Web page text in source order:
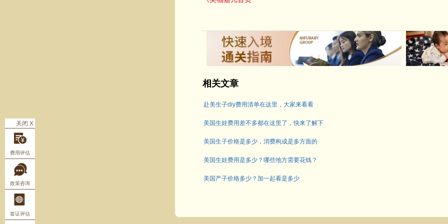
相关文章
赴美生子diy费用清单在这里，大家来看看
美国生娃费用差不多都在这里了，快来了解下
美国生子价格是多少，消费构成是多方面的
美国生娃费用是多少？哪些地方需要花钱？
美国产子价格多少？加一起看是多少
关闭 X
费用评估
政策咨询
签证评估